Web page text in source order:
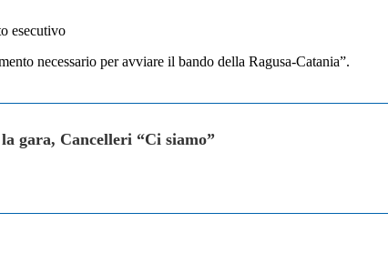
esecutivo
necessario per avviare il bando della Ragusa-Catania”.
gara, Cancelleri “Ci siamo”